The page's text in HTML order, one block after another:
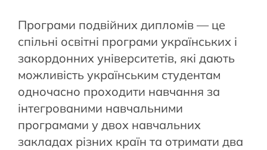
Програми подвійних дипломів — це
спільні освітні програми українських і
закордонних університетів, які дають
можливість українським студентам
одночасно проходити навчання за
інтегрованими навчальними
програмами у двох навчальних
закладах різних країн та отримати два